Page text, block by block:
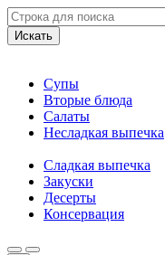
Искать
Супы
Вторые блюда
Салаты
Несладкая выпечка
Сладкая выпечка
Закуски
Десерты
Консервация